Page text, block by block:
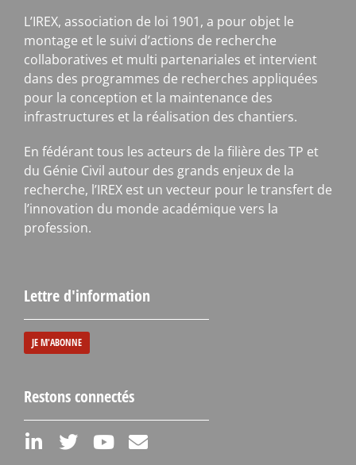
L’IREX, association de loi 1901, a pour objet le
montage et le suivi d’actions de recherche
collaboratives et multi partenariales et intervient
dans des programmes de recherches appliquées
pour la conception et la maintenance des
infrastructures et la réalisation des chantiers.
En fédérant tous les acteurs de la filière des TP et
du Génie Civil autour des grands enjeux de la
recherche, l’IREX est un vecteur pour le transfert de
l’innovation du monde académique vers la
profession.
Lettre d'information
JE M'ABONNE
Restons connectés